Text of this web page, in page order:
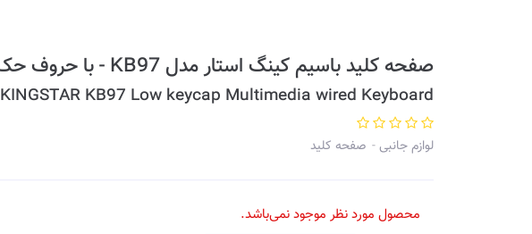
صفحه کلید باسیم کینگ استار مدل KB97 - با حروف حک شده فارسی
KINGSTAR KB97 Low keycap Multimedia wired Keyboard
لوازم جانبی صفحه کلید
محصول مورد نظر موجود نمی‌باشد.